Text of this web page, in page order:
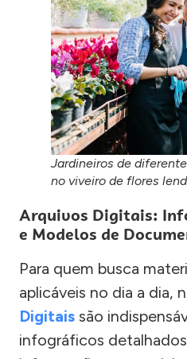
Jardineiros de
no viveiro de flores
Arquivos Digitais:
e Modelos de
Para quem busca
aplicáveis no dia a dia,
Digitais são
infográficos